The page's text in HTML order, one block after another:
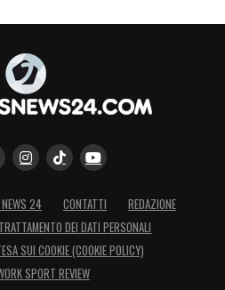
NEWS 24 CONTATTI
REDAZIONE
DEI DATI PERSONALI
SUI COOKIE (COOKIE POLICY)
SPORT REVIEW